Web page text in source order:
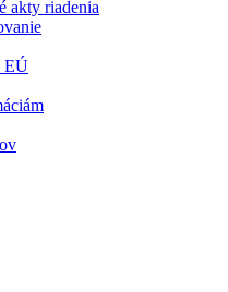
akty riadenia
EÚ